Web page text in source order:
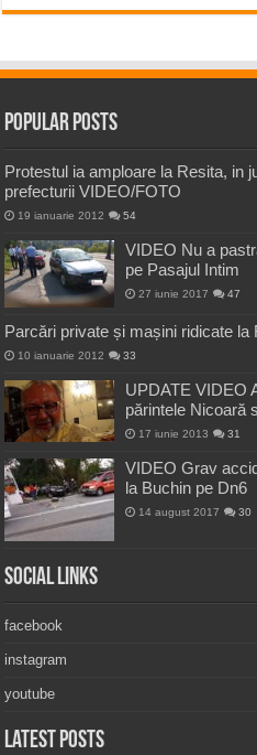
Popular Posts
Protestul ia amploare la Resita, in
prefecturii VIDEO/FOTO
19 ianuarie 2012 54
VIDEO Nu a
pe Pasajul Intim
27 iunie 2017 47
Parcări private și mașini ridicate la
10 ianuarie 2012 33
UPDATE VIDEO
părintele Nicoară
17 iunie 2013 31
VIDEO Grav
la Buchin pe Dn6
14 august 2017 30
Social Links
facebook
instagram
youtube
Latest Posts